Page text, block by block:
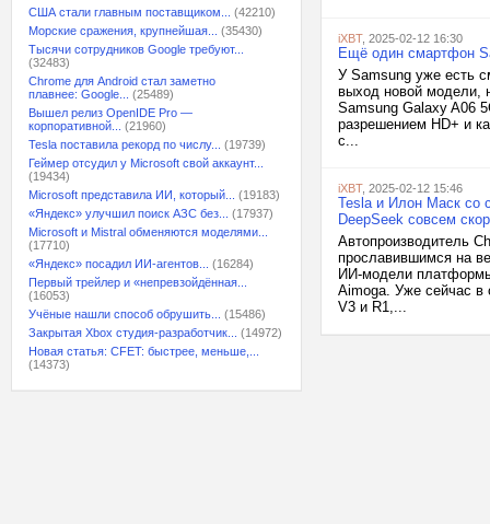
США стали главным поставщиком...
(42210)
Морские сражения, крупнейшая...
(35430)
Тысячи сотрудников Google требуют...
(32483)
Chrome для Android стал заметно
плавнее: Google...
(25489)
Вышел релиз OpenIDE Pro —
корпоративной...
(21960)
Tesla поставила рекорд по числу...
(19739)
Геймер отсудил у Microsoft свой аккаунт...
(19434)
Microsoft представила ИИ, который...
(19183)
«Яндекс» улучшил поиск АЗС без...
(17937)
Microsoft и Mistral обменяются моделями...
(17710)
«Яндекс» посадил ИИ-агентов...
(16284)
Первый трейлер и «непревзойдённая...
(16053)
Учёные нашли способ обрушить...
(15486)
Закрытая Xbox студия-разработчик...
(14972)
Новая статья: CFET: быстрее, меньше,...
(14373)
iXBT, 2025-02-12 16:30
Ещё один смартфон
У Samsung уже есть
выход новой модели,
Samsung Galaxy A06
разрешением HD+ и
с...
iXBT, 2025-02-12 15:46
Tesla и Илон Маск со
DeepSeek совсем
Автопроизводитель
прославившимся на
ИИ-модели платформы
Aimoga. Уже сейчас в
V3 и R1,...